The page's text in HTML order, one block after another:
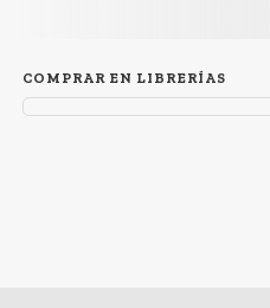
COMPRAR EN LIBRERÍAS